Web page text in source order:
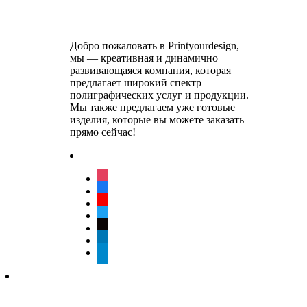
Добро пожаловать в Printyourdesign,
мы — креативная и динамично
развивающаяся компания, которая
предлагает широкий спектр
полиграфических услуг и продукции.
Мы также предлагаем уже готовые
изделия, которые вы можете заказать
прямо сейчас!